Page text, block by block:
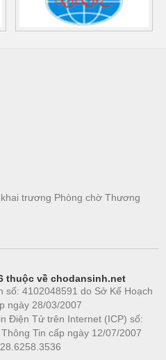
trương Phòng chờ Thương
thuộc về chodansinh.net
số: 4102048591 do Sở Kế Hoạch
ngày 28/03/2007
Điện Tử trên Internet (ICP) số:
Tin cấp ngày 12/07/2007